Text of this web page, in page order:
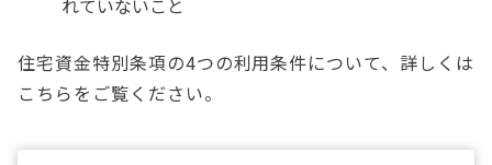
住宅資金特別条項の4つの利用条件について、詳しくは
こちらをご覧ください。